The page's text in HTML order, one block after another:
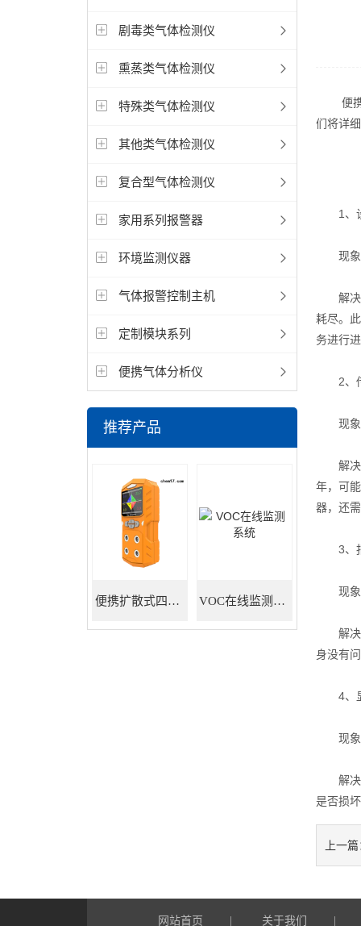
剧毒类气体检测仪
熏蒸类气体检测仪
特殊类气体检测仪
其他类气体检测仪
复合型气体检测仪
家用系列报警器
环境监测仪器
气体报警控制主机
定制模块系列
便携气体分析仪
推荐产品
便携扩散式四合一气体检测仪 VOC在线监测系统
便携式
们将详
1、设
现象描
解决方
耗尽。
务进行
2、传
现象描
解决方
年，可
器，还
3、报
现象描
解决方
身没有
4、显
现象描
解决方
是否损
上一
网站首页 关于我们